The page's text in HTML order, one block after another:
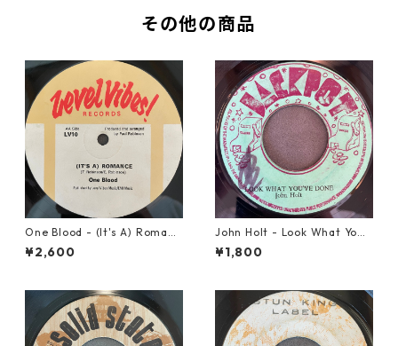
その他の商品
One Blood - (It's A) Romanc
e【12-50054】
¥2,600
John Holt - Look What Yo
u've Done【7-21817】
¥1,800